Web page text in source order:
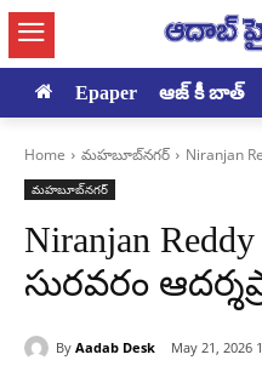
Epaper ఆజ్ కీ బాత్
Home మహబూబ్‌నగర్‌ Niranjan
మహబూబ్‌నగర్‌
Niranjan
సురవరం
By Aadab Desk May 21, 2026